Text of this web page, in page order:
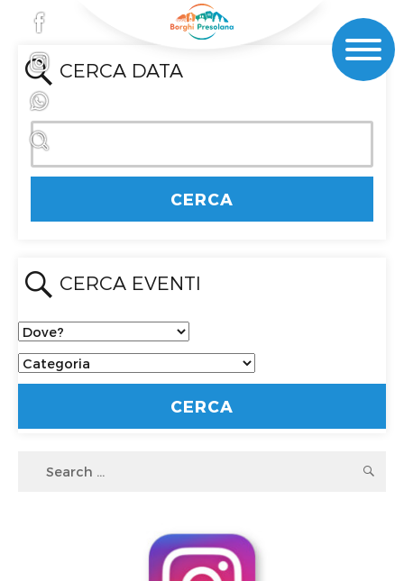
CERCA DATA
CERCA EVENTI
Dove?
Categoria